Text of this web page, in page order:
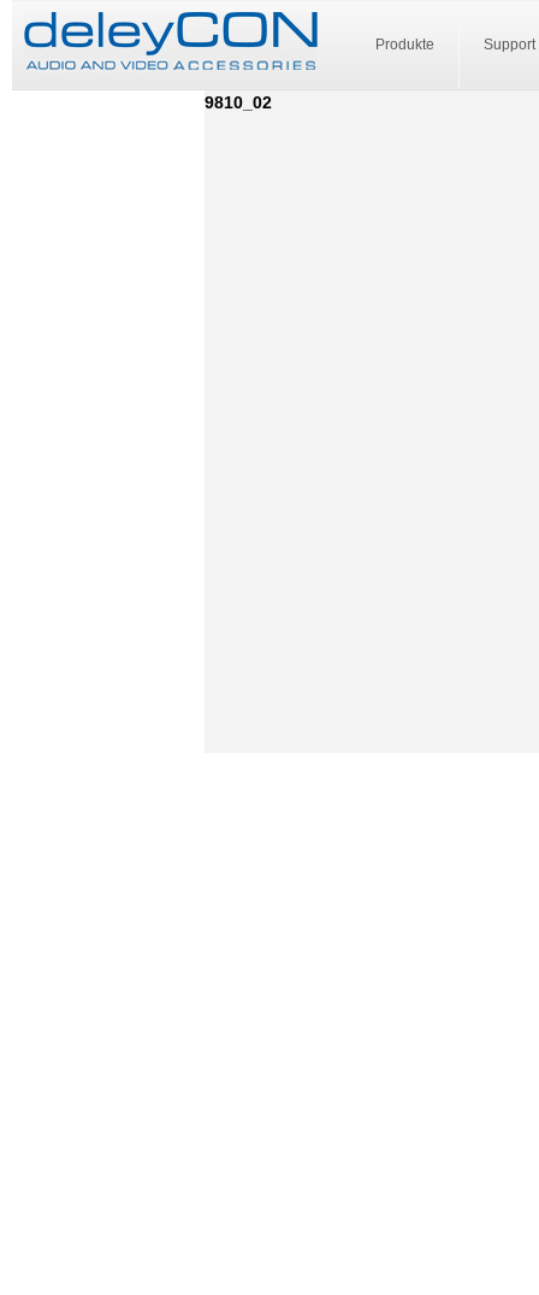
Produkte Support
9810_02